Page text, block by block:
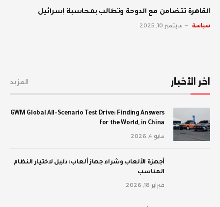
القاهرة تتضامن مع الدوحة وتطالب بمحاسبة إسرائيل
سياسة سبتمبر 10, 2025
اخر الأخبار المزيد
GWM Global All-Scenario Test Drive: Finding Answers
for the World, in China
مايو 4, 2026
أجهزة الألعاب وشراء جهاز ألعاب: دليل لاختيار النظام
المناسب
فبراير 18, 2026